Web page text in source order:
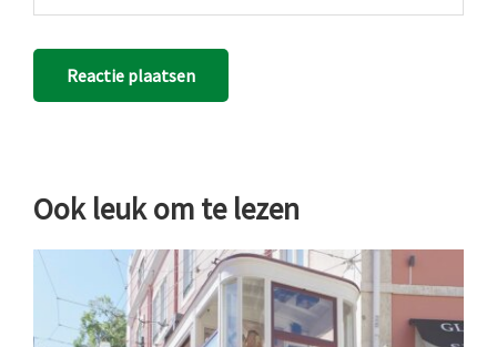
Ook leuk om te lezen